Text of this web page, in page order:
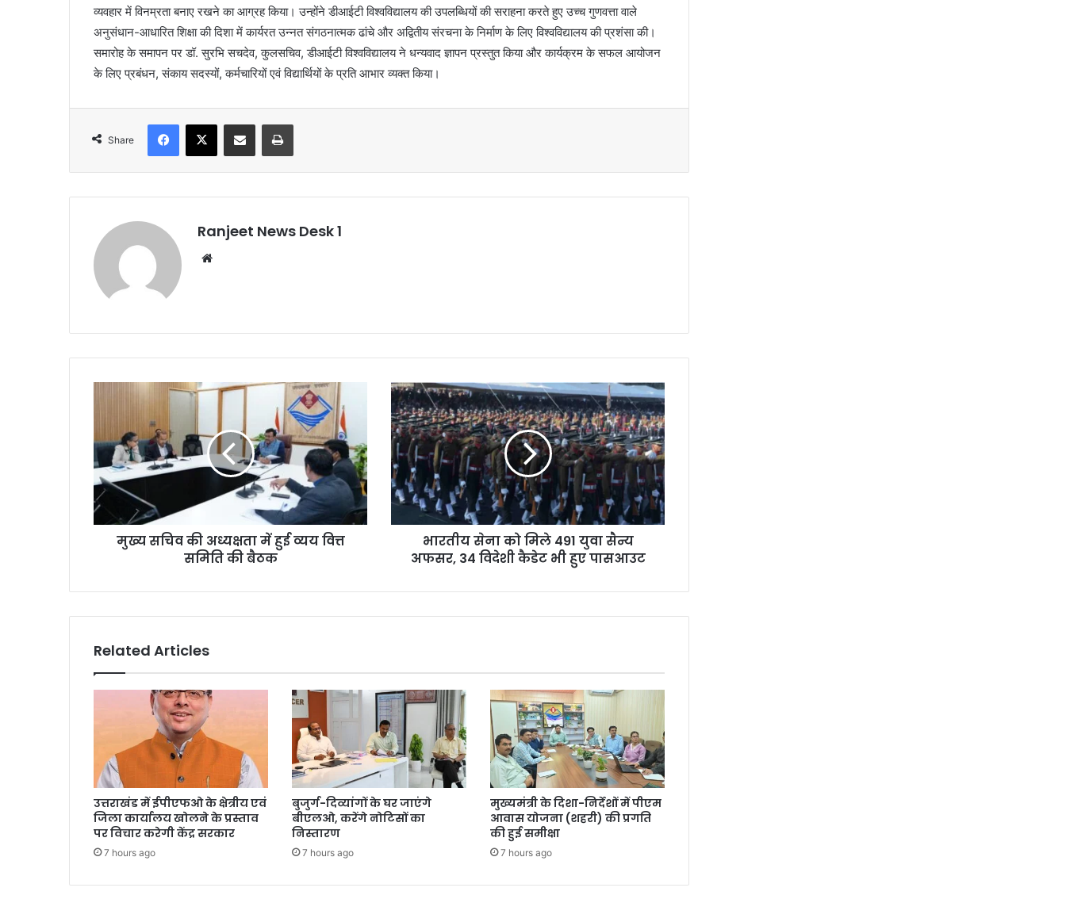
व्यवहार में विनम्रता बनाए रखने का आग्रह किया। उन्होंने डीआईटी विश्वविद्यालय की उपलब्धियों की सराहना करते हुए उच्च गुणवत्ता वाले
अनुसंधान-आधारित शिक्षा की दिशा में कार्यरत उन्नत संगठनात्मक ढांचे और अद्वितीय संरचना के निर्माण के लिए विश्वविद्यालय की प्रशंसा की।
समारोह के समापन पर डॉ. सुरभि सचदेव, कुलसचिव, डीआईटी विश्वविद्यालय ने धन्यवाद ज्ञापन प्रस्तुत किया और कार्यक्रम के सफल आयोजन
के लिए प्रबंधन, संकाय सदस्यों, कर्मचारियों एवं विद्यार्थियों के प्रति आभार व्यक्त किया।
Share
Ranjeet News Desk 1
मुख्य सचिव की अध्यक्षता में हुई व्यय वित्त
समिति की बैठक
भारतीय सेना को मिले 491 युवा सैन्य
अफसर, 34 विदेशी कैडेट भी हुए पासआउट
Related Articles
उत्तराखंड में ईपीएफओ के क्षेत्रीय एवं
जिला कार्यालय खोलने के प्रस्ताव
पर विचार करेगी केंद्र सरकार
7 hours ago
बुजुर्ग-दिव्यांगों के घर जाएंगे
बीएलओ, करेंगे नोटिसों का
निस्तारण
7 hours ago
मुख्यमंत्री के दिशा-निर्देशों में पीएम
आवास योजना (शहरी) की प्रगति
की हुई समीक्षा
7 hours ago